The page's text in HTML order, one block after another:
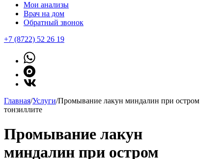
Мои анализы
Врач на дом
Обратный звонок
+7 (8722) 52 26 19
Главная/Услуги/Промывание лакун миндалин при остром
тонзиллите
Промывание лакун
миндалин при остром